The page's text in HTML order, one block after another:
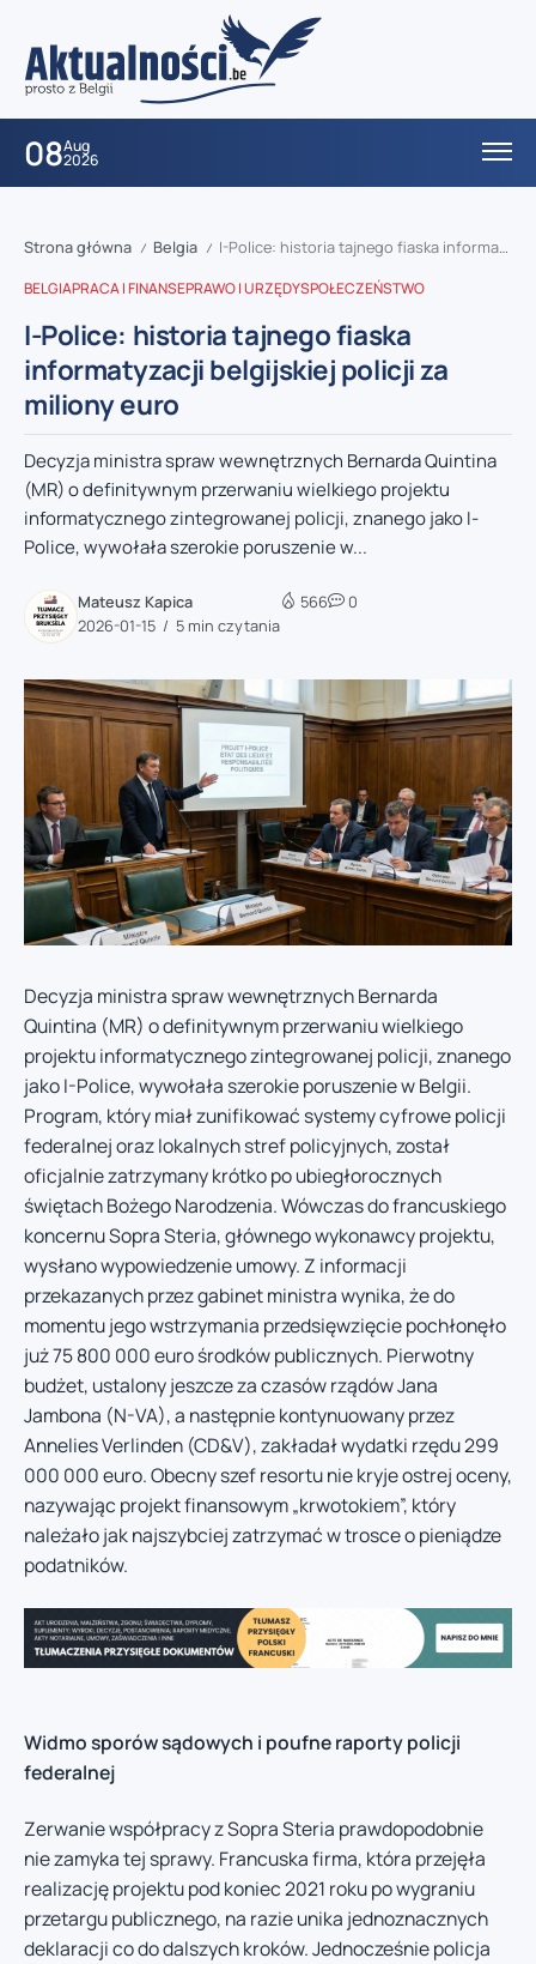
08Aug
2026
Strona główna / Belgia / I-Police: historia tajnego fiaska informatyzacji belgijskiej policji za miliony euro
BELGIAPRACA I FINANSEPRAWO I URZĘDYSPOŁECZEŃSTWO
I-Police: historia tajnego fiaska
informatyzacji belgijskiej policji za
miliony euro
Decyzja ministra spraw wewnętrznych Bernarda Quintina
(MR) o definitywnym przerwaniu wielkiego projektu
informatycznego zintegrowanej policji, znanego jako I-
Police, wywołała szerokie poruszenie w...
Mateusz Kapica
2026-01-15
5 min czytania
566 0
Decyzja ministra spraw wewnętrznych Bernarda
Quintina (MR) o definitywnym przerwaniu wielkiego
projektu informatycznego zintegrowanej policji, znanego
jako I-Police, wywołała szerokie poruszenie w Belgii.
Program, który miał zunifikować systemy cyfrowe policji
federalnej oraz lokalnych stref policyjnych, został
oficjalnie zatrzymany krótko po ubiegłorocznych
świętach Bożego Narodzenia. Wówczas do francuskiego
koncernu Sopra Steria, głównego wykonawcy projektu,
wysłano wypowiedzenie umowy. Z informacji
przekazanych przez gabinet ministra wynika, że do
momentu jego wstrzymania przedsięwzięcie pochłonęło
już 75 800 000 euro środków publicznych. Pierwotny
budżet, ustalony jeszcze za czasów rządów Jana
Jambona (N-VA), a następnie kontynuowany przez
Annelies Verlinden (CD&V), zakładał wydatki rzędu 299
000 000 euro. Obecny szef resortu nie kryje ostrej oceny,
nazywając projekt finansowym „krwotokiem”, który
należało jak najszybciej zatrzymać w trosce o pieniądze
podatników.
Widmo sporów sądowych i poufne raporty policji
federalnej
Zerwanie współpracy z Sopra Steria prawdopodobnie
nie zamyka tej sprawy. Francuska firma, która przejęła
realizację projektu pod koniec 2021 roku po wygraniu
przetargu publicznego, na razie unika jednoznacznych
deklaracji co do dalszych kroków. Jednocześnie policja